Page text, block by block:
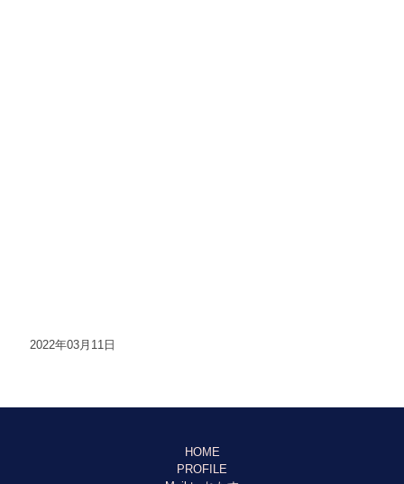
2022年03月11日
HOME
PROFILE